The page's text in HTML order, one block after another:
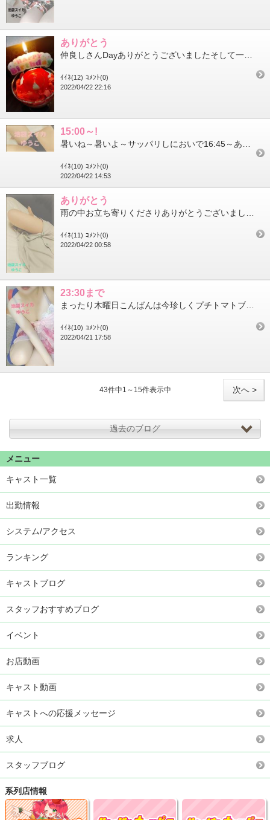
ありがとう
ｲｲﾈ(12) ｺﾒﾝﾄ(0)
2022/04/22 22:16
15:00～!
ｲｲﾈ(10) ｺﾒﾝﾄ(0)
2022/04/22 14:53
ありがとう
ｲｲﾈ(11) ｺﾒﾝﾄ(0)
2022/04/22 00:58
23:30まで
ｲｲﾈ(10) ｺﾒﾝﾄ(0)
2022/04/21 17:58
次へ >
43件中1～15件表示中
過去のブログ
メニュー
キャスト一覧
出勤情報
システム/アクセス
ランキング
キャストブログ
スタッフおすすめブログ
イベント
お店動画
キャスト動画
キャストへの応援メッセージ
求人
スタッフブログ
系列店情報